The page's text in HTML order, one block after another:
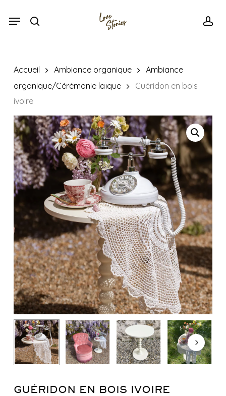
search
Menu
Accueil Ambiance organique
Ambiance
organique/Cérémonie laïque
Guéridon en bois
ivoire
GUÉRIDON EN BOIS IVOIRE